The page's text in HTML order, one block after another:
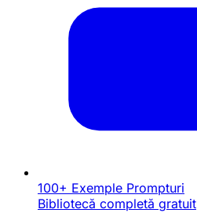
100+ Exemple Prompturi
Bibliotecă completă gratuit